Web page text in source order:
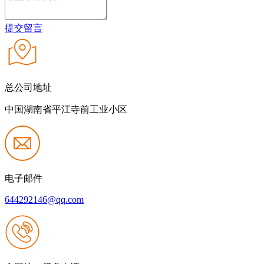
提交留言
总公司地址
中国湖南省平江寺前工业小区
电子邮件
644292146@qq.com